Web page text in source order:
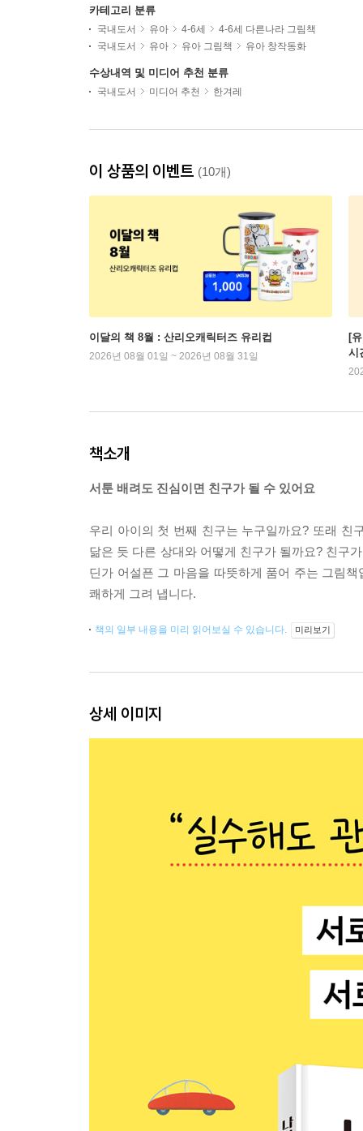
카테고리 분류
국내도서 유아 4-6세
4-6세 다른나라 그림책
국내도서
유아 유아 그림책 유아 창작동화
수상내역 및 미디어 추천 분류
국내도서 미디어 추천 한겨레
이 상품의 이벤트 (10개)
이달의 책 8월 : 산리오캐릭터즈 유리컵
2026년 08월 01일 ~ 2026년 08월 31일
[
시
책소개
서툰 배려도 진심이면 친구가 될 수 있어요
우리 아이의 첫 번째 친구는 누구일까요? 또래 친
닮은 듯 다른 상대와 어떻게 친구가 될까요? 친구
딘가 어설픈 그 마음을 따뜻하게 품어 주는 그림
쾌하게 그려 냅니다.
책의 일부 내용을 미리 읽어보실 수 있습니다. 미리보기
상세 이미지